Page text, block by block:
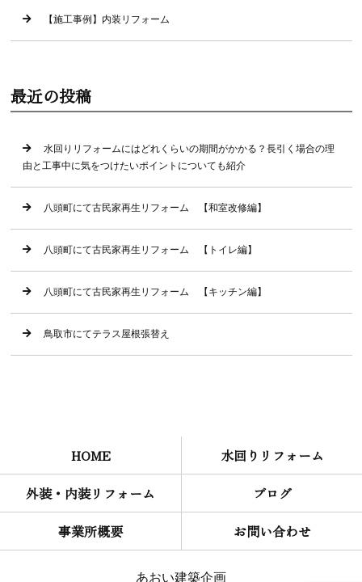
【施工事例】内装リフォーム
最近の投稿
水回りリフォームにはどれくらいの期間がかかる？長引く場合の理
由と工事中に気をつけたいポイントについても紹介
八頭町にて古民家再生リフォーム 【和室改修編】
八頭町にて古民家再生リフォーム 【トイレ編】
八頭町にて古民家再生リフォーム 【キッチン編】
鳥取市にてテラス屋根張替え
HOME
水回りリフォーム
外装・内装リフォーム
ブログ
事業所概要
お問い合わせ
あおい建築企画